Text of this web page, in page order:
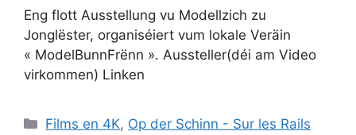
Eng flott Ausstellung vu Modellzich zu
Jonglëster, organiséiert vum lokale Veräin
« ModelBunnFrënn ». Aussteller(déi am Video
virkommen) Linken
Catégories
Films en 4K, Op der Schinn - Sur les Rails